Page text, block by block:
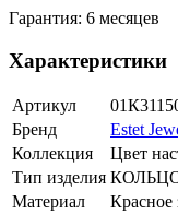
Гарантия: 6 месяцев
Характеристики
Артикул
Бренд
Estet
Коллекция
Цвет
Тип изделия
Материал
Красное